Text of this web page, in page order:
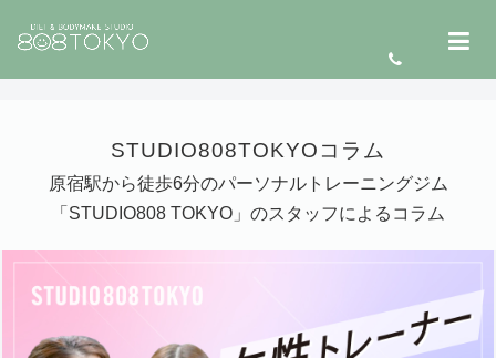
STUDIO808TOKYOコラム
原宿駅から徒歩6分のパーソナルトレーニングジム
「STUDIO808 TOKYO」のスタッフによるコラム